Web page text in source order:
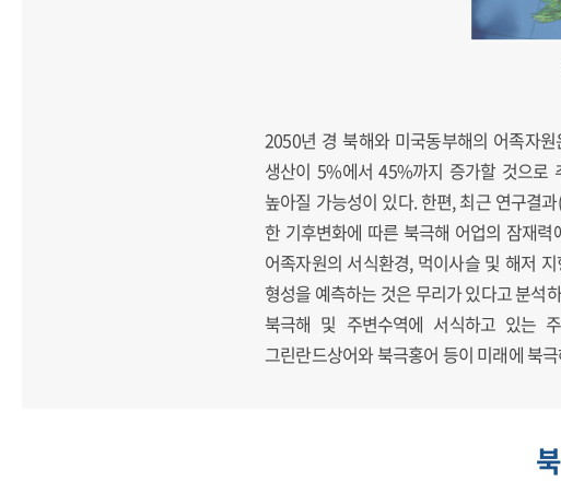
2050년 경 북해와 미국동부해의 어족자
생산이 5%에서 45%까지 증가할 것으로
높아질 가능성이 있다. 한편, 최근 연구결
한 기후변화에 따른 북극해 어업의 잠재
어족자원의 서식환경, 먹이사슬 및 해저
형성을 예측하는 것은 무리가 있다고 분석
북극해 및 주변수역에 서식하고 있는
그린란드상어와 북극홍어 등이 미래에 북